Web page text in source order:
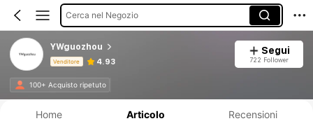
Cerca nel Negozio
YWguozhou
Venditore 4.93
Segui
722 Follower
100+ Acquisto ripetuto
Home Articolo Recensioni